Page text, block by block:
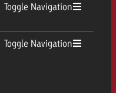
Toggle Navigation
Toggle Navigation